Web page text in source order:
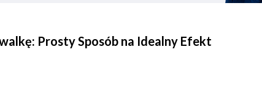
Prosty Sposób na Idealny Efekt